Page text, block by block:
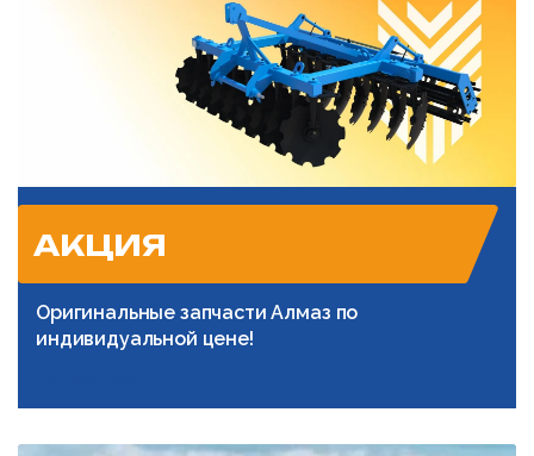
АКЦИЯ
Оригинальные запчасти Алмаз по
индивидуальной цене!